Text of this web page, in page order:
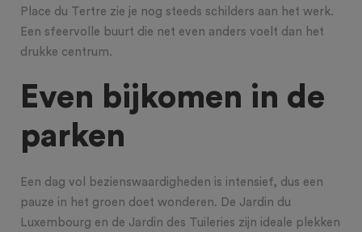
Place du Tertre zie je nog steeds schilders aan het werk.
Een sfeervolle buurt die net even anders voelt dan het
drukke centrum.
Even bijkomen in de
parken
Een dag vol bezienswaardigheden is intensief, dus een
pauze in het groen doet wonderen. De Jardin du
Luxembourg en de Jardin des Tuileries zijn ideale plekken